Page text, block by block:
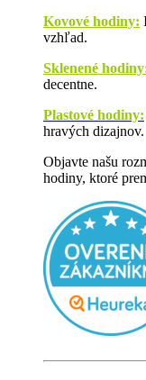
Kovové hodiny:
vzhľad.
Sklenené
decentne.
Plastové hodiny:
hravých dizajnov.
Objavte našu
hodiny, ktoré